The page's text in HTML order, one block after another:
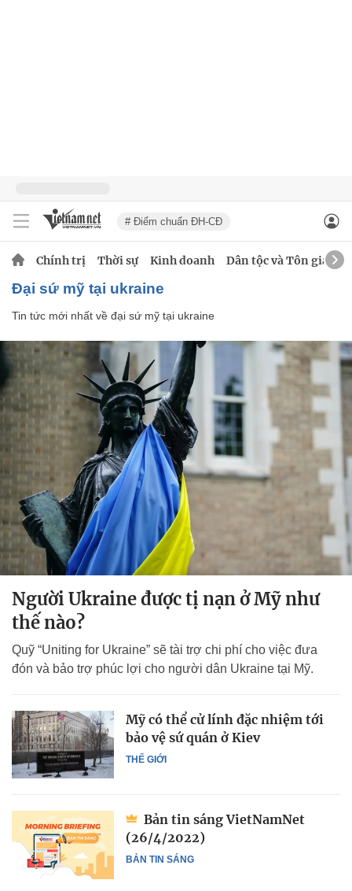
# Điểm chuẩn ĐH-CĐ
Chính trị Thời sự Kinh doanh Dân tộc và Tôn giáo
đại sứ mỹ tại ukraine
Tin tức mới nhất về đại sứ mỹ tại ukraine
Người Ukraine được tị nạn ở Mỹ như
thế nào?
Quỹ “Uniting for Ukraine” sẽ tài trợ chi phí cho việc đưa
đón và bảo trợ phúc lợi cho người dân Ukraine tại Mỹ.
THẾ GIỚI
Mỹ có thể cử lính đặc nhiệm tới
bảo vệ sứ quán ở Kiev
BẢN TIN SÁNG
Bản tin sáng VietNamNet
(26/4/2022)